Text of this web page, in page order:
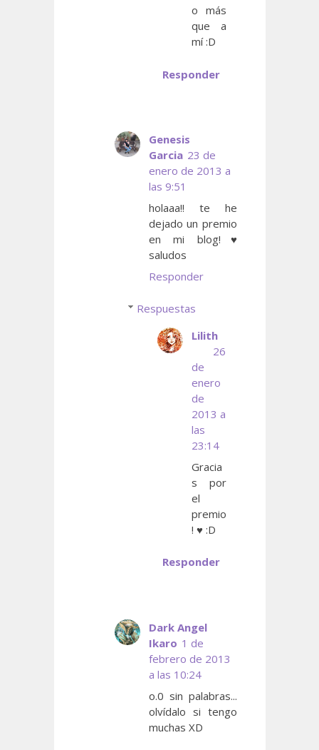
o más
que a
mí :D
Responder
Genesis
Garcia 23 de
enero de 2013 a
las 9:51
holaaa!! te he
dejado un premio
en mi blog!♥
saludos
Responder
Respuestas
Lilith
26
de
enero
de
2013 a
las
23:14
Gracia
s por
el
premio
! ♥ :D
Responder
Dark Angel
Ikaro 1 de
febrero de 2013
a las 10:24
o.0 sin palabras...
olvídalo si tengo
muchas XD